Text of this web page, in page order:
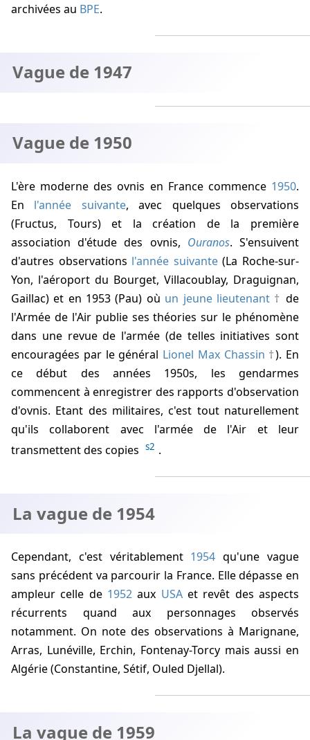
archivées au BPE.
Vague de 1947
Vague de 1950
L'ère moderne des ovnis en France commence 1950.
En l'année suivante, avec quelques observations
(Fructus, Tours) et la création de la première
association d'étude des ovnis, Ouranos. S'ensuivent
d'autres observations l'année suivante(La Roche-sur-
Yon, l'aéroport du Bourget, Villacoublay, Draguignan,
Gaillac) et en 1953 (Pau) où un jeune lieutenant
de
l'Armée de l'Air publie ses théories sur le phénomène
dans une revue de l'armée (de telles initiatives sont
encouragées par le général Lionel Max Chassin
). En
ce début des années 1950s, les gendarmes
commencent à enregistrer des rapports d'observation
d'ovnis. Etant des militaires, c'est tout naturellement
qu'ils collaborent avec l'armée de l'Air et leur
transmettent des copies s2 .
La vague de 1954
Cependant, c'est véritablement 1954 qu'une vague
sans précédent va parcourir la France. Elle dépasse en
ampleur celle de 1952 aux USAet revêt des aspects
récurrents quand aux personnages observés
notamment. On note des observations à Marignane,
Arras, Lunéville, Erchin, Fontenay-Torcy mais aussi en
Algérie (Constantine, Sétif, Ouled Djellal).
La vague de 1959